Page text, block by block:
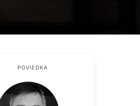
POVIEDKA